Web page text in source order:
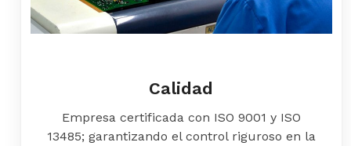
Calidad
Empresa certificada con ISO 9001 y ISO
13485; garantizando el control riguroso en la